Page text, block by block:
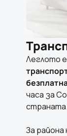
Леглото
часа за
страната.
За